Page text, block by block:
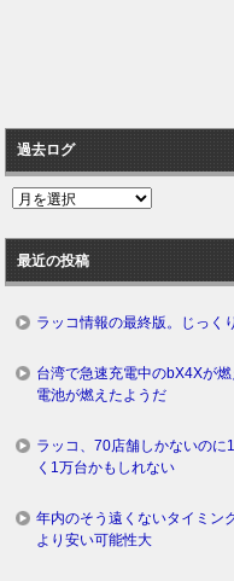
過去ログ
過
ロ
グ
最近の投稿
ラッコ情報の最終版。じっく
台湾で急速充電中のbX4Xが
電池が燃えたようだ
ラッコ、70店舗しかないの
く1万台かもしれない
年内のそう遠くないタイミン
より安い可能性大